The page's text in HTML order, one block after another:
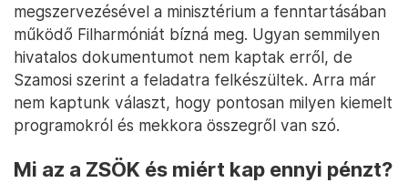
megszervezésével a minisztérium a fenntartásában
működő Filharmóniát bízná meg. Ugyan semmilyen
hivatalos dokumentumot nem kaptak erről, de
Szamosi szerint a feladatra felkészültek. Arra már
nem kaptunk választ, hogy pontosan milyen kiemelt
programokról és mekkora összegről van szó.
Mi az a ZSÖK és miért kap ennyi pénzt?